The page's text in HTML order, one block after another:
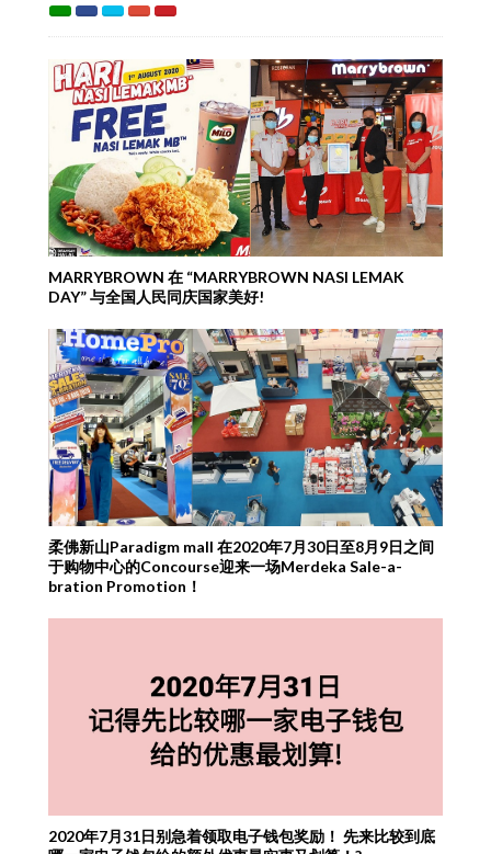
MARRYBROWN 在 “MARRYBROWN NASI LEMAK
DAY” 与全国人民同庆国家美好!
柔佛新山Paradigm mall 在2020年7月30日至8月9日之间
于购物中心的Concourse迎来一场Merdeka Sale-a-
bration Promotion！
2020年7月31日别急着领取电子钱包奖励！ 先来比较到底